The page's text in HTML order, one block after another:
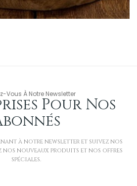
Vous À Notre Newsletter
Pour Nos
à notre newsletter et suivez nos
nouveaux produits et nos offres
spéciales.